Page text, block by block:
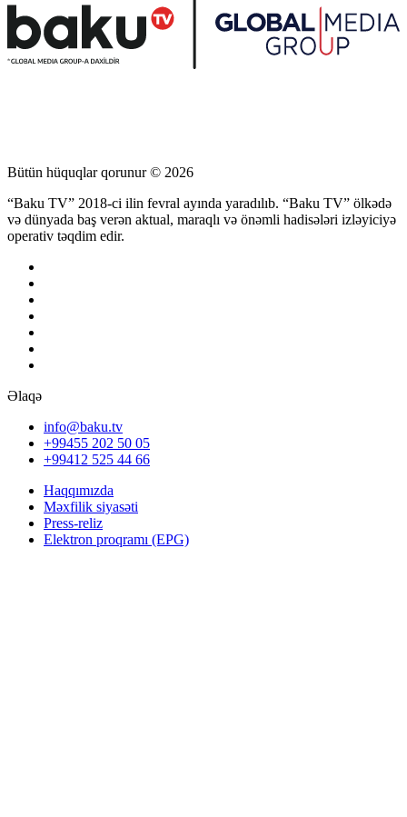
Bütün hüquqlar qorunur © 2026
“Baku TV” 2018-ci ilin fevral ayında yaradılıb. “Baku TV” ölkədə
və dünyada baş verən aktual, maraqlı və önəmli hadisələri izləyiciyə
operativ təqdim edir.
Əlaqə
info@baku.tv
+99455 202 50 05
+99412 525 44 66
Haqqımızda
Məxfilik siyasəti
Press-reliz
Elektron proqramı (EPG)